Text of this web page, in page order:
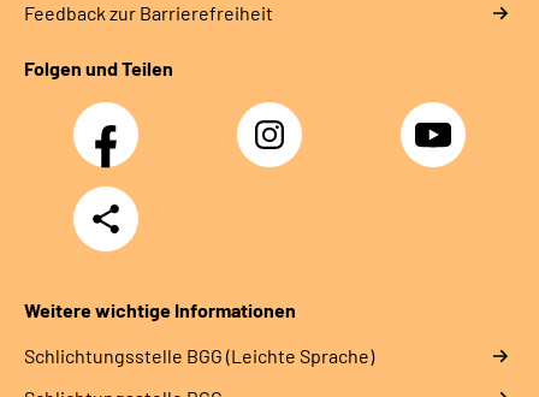
Feedback zur Barrierefreiheit
Folgen und Teilen
Facebook Instagram YouTube
Teilen
Weitere wichtige Informationen
Schlich­tungs­stel­le BGG (Leichte Sprache)